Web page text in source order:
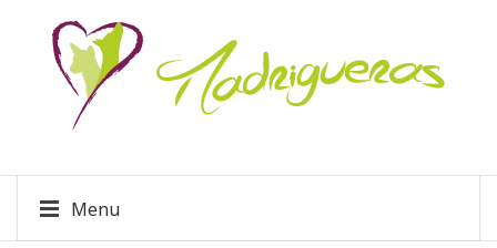
Menu